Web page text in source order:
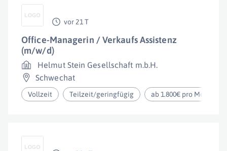
vor 21 T
Office-Managerin / Verkaufs Assistenz
(m/w/d)
Helmut Stein Gesellschaft m.b.H.
Schwechat
Vollzeit Teilzeit/geringfügig ab 1.800€ pro Monat